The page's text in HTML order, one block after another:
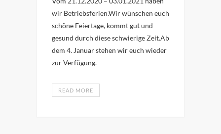
wir Betriebsferien.Wir wünschen euch
schöne Feiertage, kommt gut und
gesund durch diese schwierige Zeit.Ab
dem 4. Januar stehen wir euch wieder
zur Verfügung.
READ MORE